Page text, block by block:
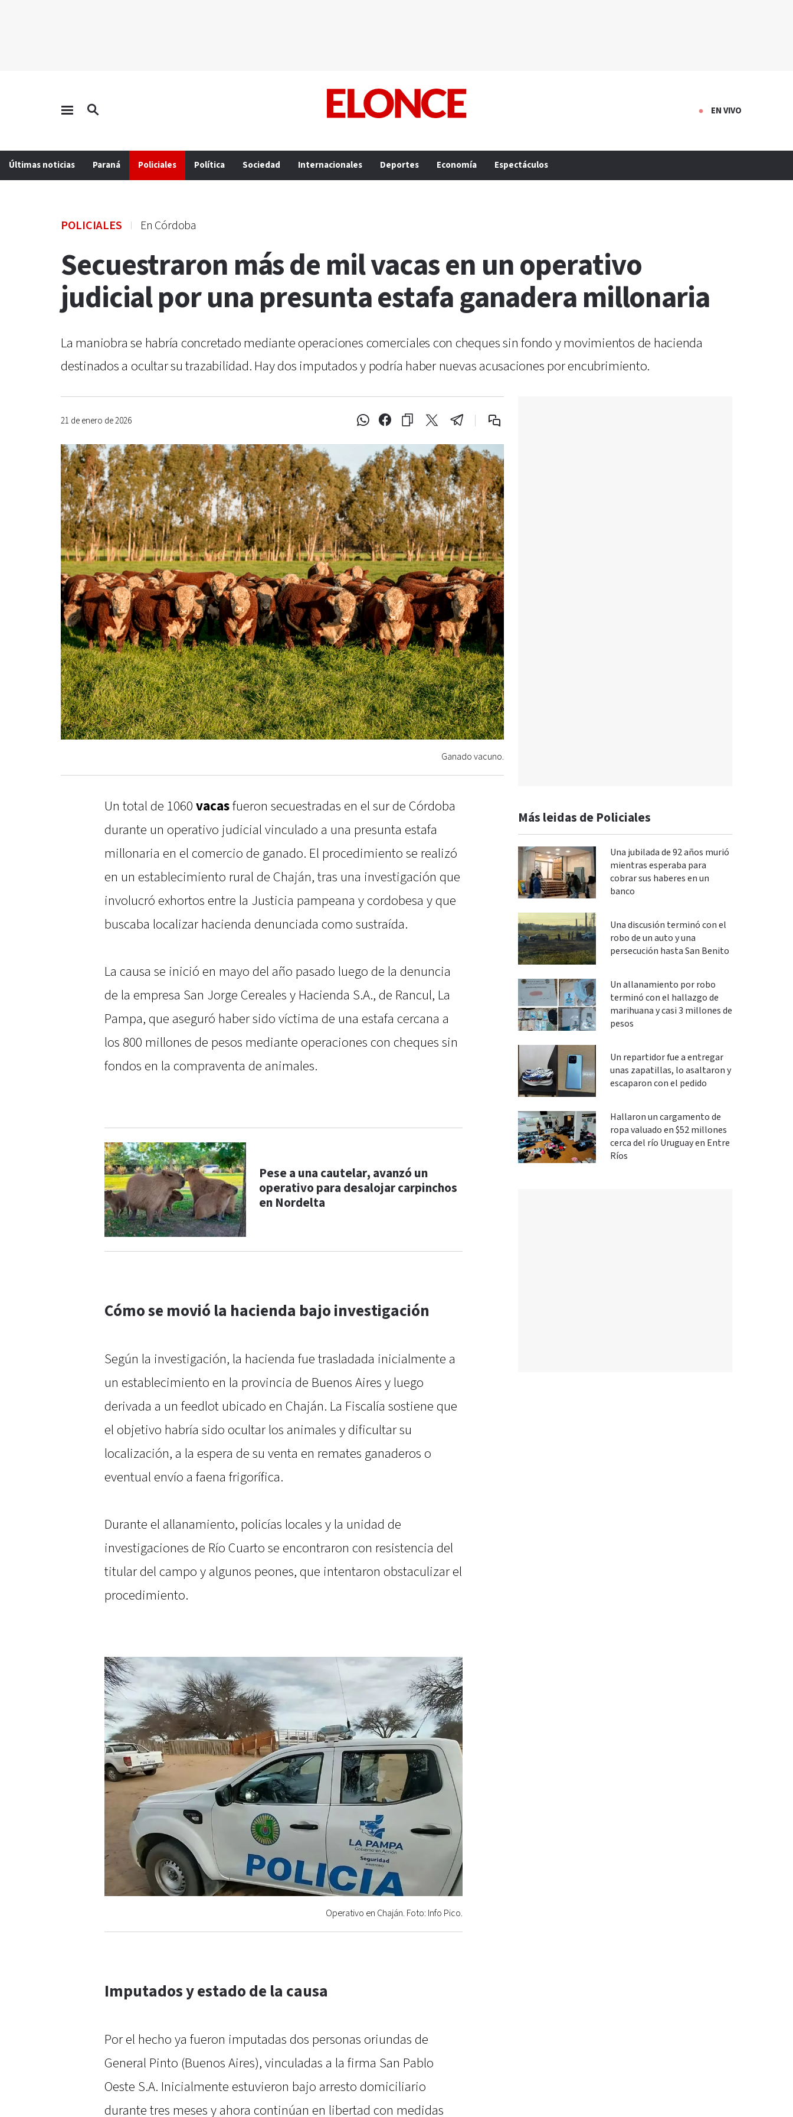
EN VIVO
Últimas noticias Paraná Policiales Política Sociedad Internacionales Deportes Economía Espectáculos
POLICIALES En Córdoba
Secuestraron más de mil vacas en un operativo
judicial por una presunta estafa ganadera millonaria
La maniobra se habría concretado mediante operaciones comerciales con cheques sin fondo y movimientos de hacienda
destinados a ocultar su trazabilidad. Hay dos imputados y podría haber nuevas acusaciones por encubrimiento.
21 de enero de 2026
Ganado vacuno.
Un total de 1060 vacasfueron secuestradas en el sur de Córdoba
durante un operativo judicial vinculado a una presunta estafa
millonaria en el comercio de ganado. El procedimiento se realizó
en un establecimiento rural de Chaján, tras una investigación que
involucró exhortos entre la Justicia pampeana y cordobesa y que
buscaba localizar hacienda denunciada como sustraída.
La causa se inició en mayo del año pasado luego de la denuncia
de la empresa San Jorge Cereales y Hacienda S.A., de Rancul, La
Pampa, que aseguró haber sido víctima de una estafa cercana a
los 800 millones de pesos mediante operaciones con cheques sin
fondos en la compraventa de animales.
Pese a una cautelar, avanzó un
operativo para desalojar carpinchos
en Nordelta
Cómo se movió la hacienda bajo investigación
Según la investigación, la hacienda fue trasladada inicialmente a
un establecimiento en la provincia de Buenos Aires y luego
derivada a un feedlot ubicado en Chaján. La Fiscalía sostiene que
el objetivo habría sido ocultar los animales y dificultar su
localización, a la espera de su venta en remates ganaderos o
eventual envío a faena frigorífica.
Durante el allanamiento, policías locales y la unidad de
investigaciones de Río Cuarto se encontraron con resistencia del
titular del campo y algunos peones, que intentaron obstaculizar el
procedimiento.
Operativo en Chaján. Foto: Info Pico.
Imputados y estado de la causa
Por el hecho ya fueron imputadas dos personas oriundas de
General Pinto (Buenos Aires), vinculadas a la firma San Pablo
Oeste S.A. Inicialmente estuvieron bajo arresto domiciliario
durante tres meses y ahora continúan en libertad con medidas
Más leidas de Policiales
Una jubilada de 92 años murió
mientras esperaba para
cobrar sus haberes en un
banco
Una discusión terminó con el
robo de un auto y una
persecución hasta San Benito
Un allanamiento por robo
terminó con el hallazgo de
marihuana y casi 3 millones de
pesos
Un repartidor fue a entregar
unas zapatillas, lo asaltaron y
escaparon con el pedido
Hallaron un cargamento de
ropa valuado en $52 millones
cerca del río Uruguay en Entre
Ríos